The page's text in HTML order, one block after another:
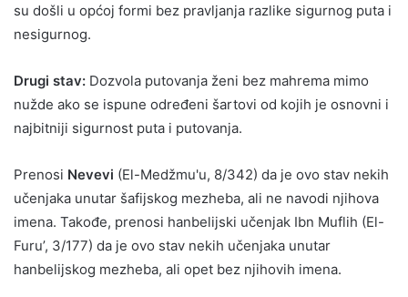
su došli u općoj formi bez pravljanja razlike sigurnog puta i
nesigurnog.
Drugi stav: Dozvola putovanja ženi bez mahrema mimo
nužde ako se ispune određeni šartovi od kojih je osnovni i
najbitniji sigurnost puta i putovanja.
Prenosi Nevevi (El-Medžmu'u, 8/342) da je ovo stav nekih
učenjaka unutar šafijskog mezheba, ali ne navodi njihova
imena. Takođe, prenosi hanbelijski učenjak Ibn Muflih (El-
Furu’, 3/177) da je ovo stav nekih učenjaka unutar
hanbelijskog mezheba, ali opet bez njihovih imena.